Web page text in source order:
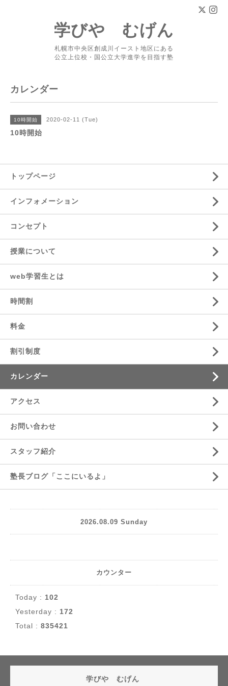
学びや むげん
札幌市中央区創成川イースト地区にある
公立上位校・国公立大学進学を目指す塾
カレンダー
10時開始 2020-02-11 (Tue)
10時開始
トップページ
インフォメーション
コンセプト
授業について
web学習生とは
時間割
料金
割引制度
カレンダー
アクセス
お問い合わせ
スタッフ紹介
塾長ブログ「ここにいるよ」
2026.08.09 Sunday
カウンター
Today : 102
Yesterday : 172
Total : 835421
学びや むげん